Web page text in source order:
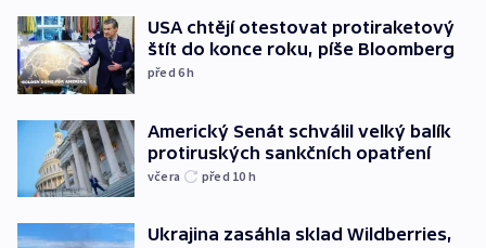
USA chtějí otestovat protiraketový
štít do konce roku, píše Bloomberg
před 6h
Americký Senát schválil velký balík
protiruských sankčních opatření
včera před 10 h
Ukrajina zasáhla sklad Wildberries,